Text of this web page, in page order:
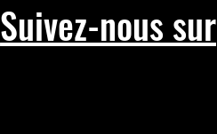
Suivez-nous sur